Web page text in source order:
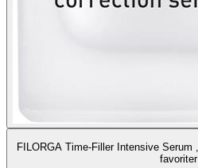
FILORGA Time-Filler Intensive Serum , 30 ml har tagits bort från mina
favoriter